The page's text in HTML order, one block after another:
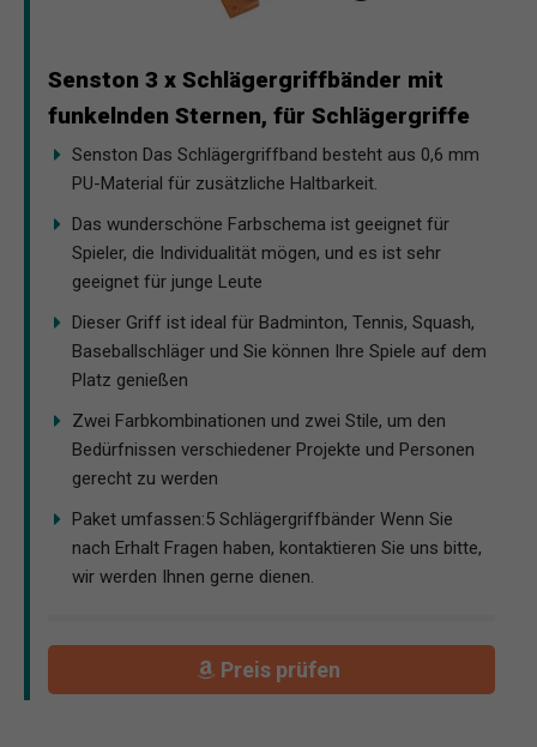
Senston 3 x Schlägergriffbänder mit
funkelnden Sternen, für Schlägergriffe
Senston Das Schlägergriffband besteht aus 0,6 mm
PU-Material für zusätzliche Haltbarkeit.
Das wunderschöne Farbschema ist geeignet für
Spieler, die Individualität mögen, und es ist sehr
geeignet für junge Leute
Dieser Griff ist ideal für Badminton, Tennis, Squash,
Baseballschläger und Sie können Ihre Spiele auf dem
Platz genießen
Zwei Farbkombinationen und zwei Stile, um den
Bedürfnissen verschiedener Projekte und Personen
gerecht zu werden
Paket umfassen:5 Schlägergriffbänder Wenn Sie
nach Erhalt Fragen haben, kontaktieren Sie uns bitte,
wir werden Ihnen gerne dienen.
Preis prüfen